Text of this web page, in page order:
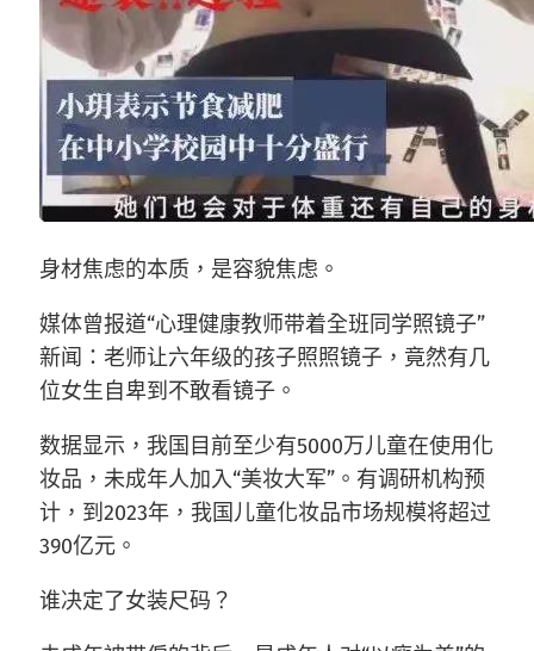
身材焦虑的本质，是容貌焦虑。
媒体曾报道“心理健康教师带着全班同学照镜子”
新闻：老师让六年级的孩子照照镜子，竟然有几
位女生自卑到不敢看镜子。
数据显示，我国目前至少有5000万儿童在使用化
妆品，未成年人加入“美妆大军”。有调研机构预
计，到2023年，我国儿童化妆品市场规模将超过
390亿元。
谁决定了女装尺码？